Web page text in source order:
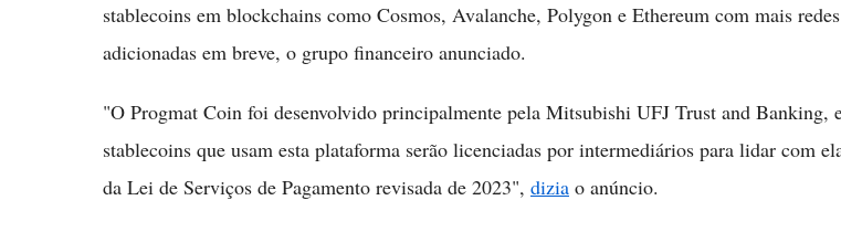
stablecoins em blockchains como Cosmos, Avalanche, Polygon e Ethereum com mais
adicionadas em breve, o grupo financeiro anunciado.
"O Progmat Coin foi desenvolvido principalmente pela Mitsubishi UFJ Trust and Banking,
stablecoins que usam esta plataforma serão licenciadas por intermediários para lidar com
da Lei de Serviços de Pagamento revisada de 2023", dizia o anúncio.